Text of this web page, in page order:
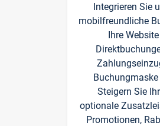
Integrieren Sie
mobilfreundliche
Ihre
Steigern Sie
optionale
Promotionen,